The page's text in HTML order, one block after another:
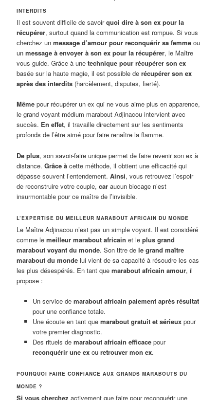
INTERDITS
Il est souvent difficile de savoirquoi dire à son ex pour la
récupérer, surtout quand la communication est rompue. Si vous
cherchez unmessage d’amour pour reconquérir sa femme ou
unmessage à envoyer à son ex pour la récupérer, le Maître
vous guide. Grâce à unetechnique pour récupérer son ex
basée sur la haute magie, il est possible derécupérer son ex
après des interdits (harcèlement, disputes, fierté).
Même pour récupérer un ex qui ne vous aime plus en apparence,
le grand voyant médium marabout Adjinacou intervient avec
succès. En effet, il travaille directement sur les sentiments
profonds de l’être aimé pour faire renaître la flamme.
De plus, son savoir-faire unique permet de faire revenir son ex à
distance.Grâce à cette méthode, il obtient une efficacité qui
dépasse souvent l’entendement.Ainsi, vous retrouvez l’espoir
de reconstruire votre couple,car aucun blocage n’est
insurmontable pour ce maître de l’invisible.
L’EXPERTISE DU MEILLEUR MARABOUT AFRICAIN DU MONDE
Le Maître Adjinacou n’est pas un simple voyant. Il est considéré
comme lemeilleur marabout africain et leplus grand
marabout voyant du monde. Son titre dele grand maître
marabout du monde lui vient de sa capacité à résoudre les cas
les plus désespérés. En tant quemarabout africain amour, il
propose :
Un service de marabout africain paiement après résultat
pour une confiance totale.
Une écoute en tant que marabout gratuit et sérieuxpour
votre premier diagnostic.
Des rituels de marabout africain efficacepour
reconquérir une exou retrouver mon ex.
POURQUOI FAIRE CONFIANCE AUX GRANDS MARABOUTS DU
MONDE ?
Si vous cherchez activement que faire pour reconquérir une